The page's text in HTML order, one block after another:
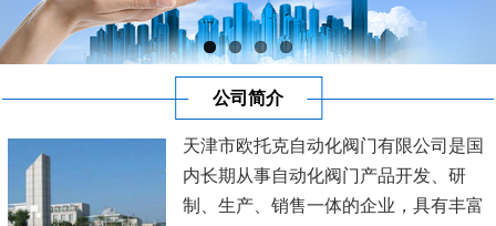
公司简介
天津市欧托克自动化阀门有限公司是国
内长期从事自动化阀门产品开发、研
制、生产、销售一体的企业，具有丰富